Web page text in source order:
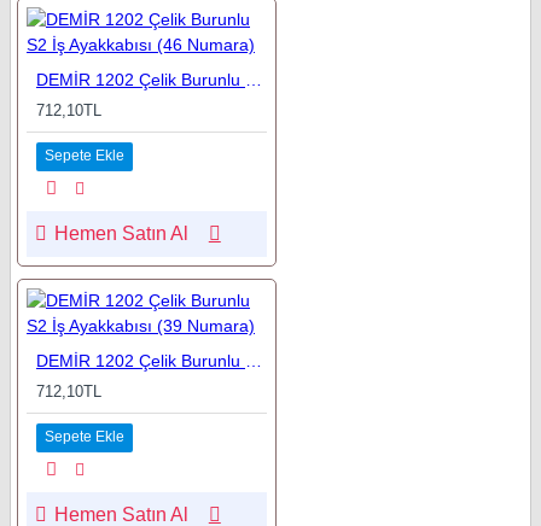
712,10TL
Sepete Ekle
Hemen Satın Al
712,10TL
Sepete Ekle
Hemen Satın Al